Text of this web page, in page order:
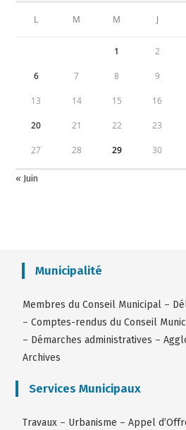
L M M J
1 2
6 7 8 9
13 14 15 16
20 21 22 23
27 28 29 30
« Juin
Municipalité
Membres du Conseil Municipal –
–Comptes-rendus du Conseil
– Démarches administratives –
Archives
Services Municipaux
Travaux – Urbanisme –Appel